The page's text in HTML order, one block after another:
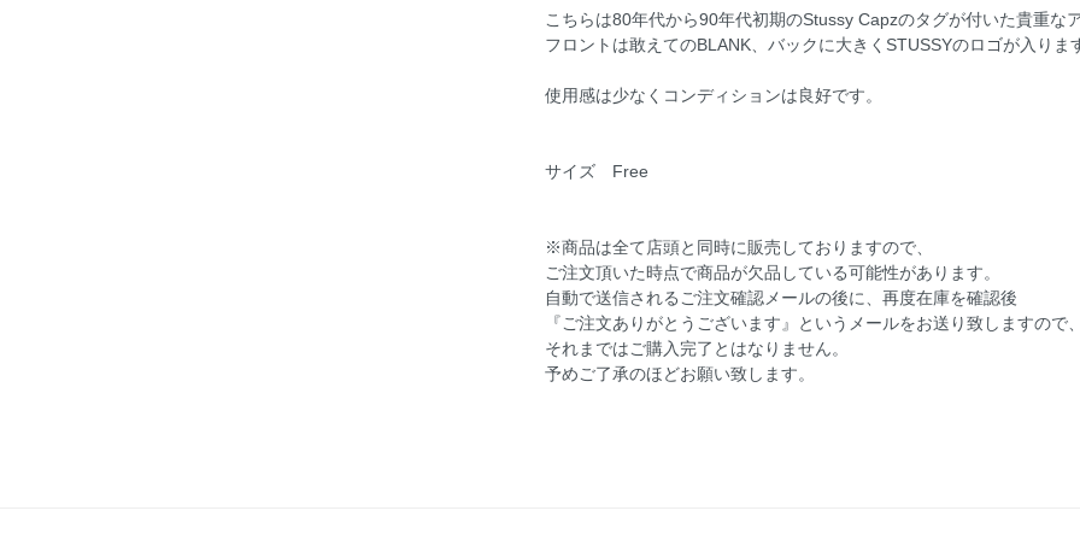
こちらは80年代から90年代初期のStussy Capzのタグが付いた貴重なア
フロントは敢えてのBLANK、バックに大きくSTUSSYのロゴが入りま
使用感は少なくコンディションは良好です。
サイズ Free
※商品は全て店頭と同時に販売しておりますので、
ご注文頂いた時点で商品が欠品している可能性があります。
自動で送信されるご注文確認メールの後に、再度在庫を確認後
『ご注文ありがとうございます』というメールをお送り致しますので、
それまではご購入完了とはなりません。
予めご了承のほどお願い致します。